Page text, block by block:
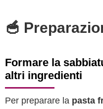
🥣
Formare la
altri ingredienti
Per preparare la pasta